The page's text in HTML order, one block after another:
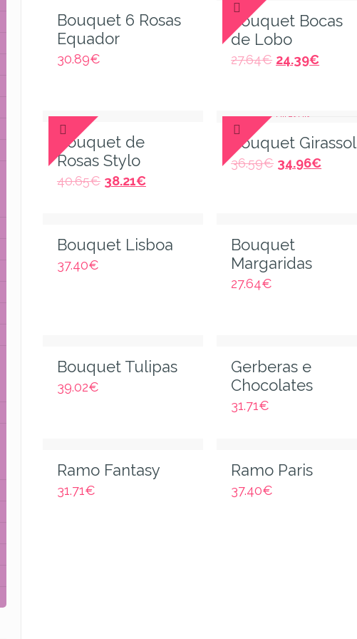
Bouquet 6 Rosas
Equador
30.89€
Bouquet Bocas
de Lobo
27.64€ 24.39€
Bouquet de
Rosas Stylo
40.65€ 38.21€
Bouquet Girassol
36.59€ 34.96€
Bouquet Lisboa
37.40€
Bouquet
Margaridas
27.64€
Bouquet Tulipas
39.02€
Gerberas e
Chocolates
31.71€
Ramo Fantasy
31.71€
Ramo Paris
37.40€